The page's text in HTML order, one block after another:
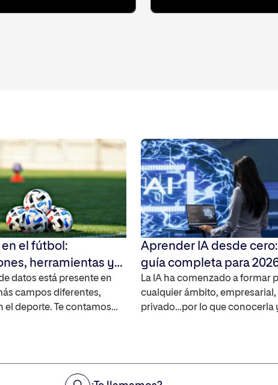
en el fútbol:
herramientas y
análisis deportivo
datos está presente en
campos diferentes,
el deporte. Te contamos
como en preparación
Te damos las claves
Aprender IA desde
guía completa para
La IA ha comenzado a formar
cualquier ámbito, empresarial,
privado…por lo que conocerla
artificial y no sabes ni por
empezar? Te contamos cómo